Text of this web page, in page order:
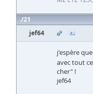
21
jef64
j'espère
avec tout
cher" !
jef64